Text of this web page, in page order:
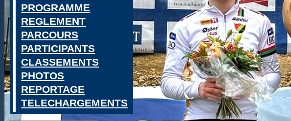
PROGRAMME
REGLEMENT
PARCOURS
PARTICIPANTS
CLASSEMENTS
PHOTOS
REPORTAGE
TELECHARGEMENTS